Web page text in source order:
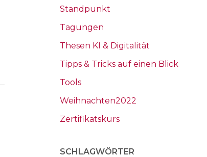
Standpunkt
Tagungen
Thesen KI & Digitalität
Tipps & Tricks auf einen Blick
Tools
Weihnachten2022
Zertifikatskurs
SCHLAGWÖRTER